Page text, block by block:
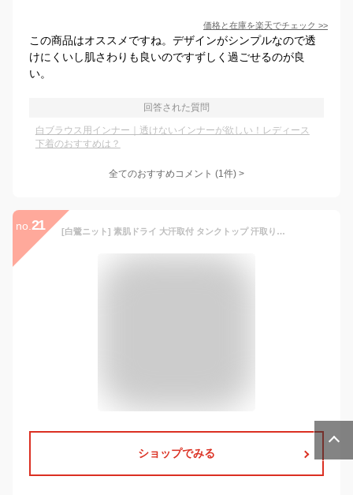
価格と在庫を楽天でチェック >>
この商品はオススメですね。デザインがシンプルなので透
けにくいし肌さわりも良いのですずしく過ごせるのが良
い。
回答された質問
白ブラウス用インナー｜透けないインナーが欲しい！レディース
下着のおすすめは？
全てのおすすめコメント (1件) >
no. 21 [白鷺ニット] 素肌ドライ 大汗取付 タンクトップ 汗取りインナー レディース 肌着 汗取りパット付き 大きいサイズ M9471P-E 4L ブラック
ショップでみる